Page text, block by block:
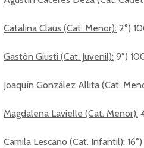
Catalina Claus (Cat. Menor): 2°)
Gastón Giusti (Cat. Juvenil): 9°)
Joaquín González Allita (Cat.
Magdalena Lavielle (Cat. Menor):
Camila Lescano (Cat. Infantil):